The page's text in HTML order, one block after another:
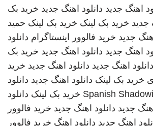
اهنگ جدید دانلود اهنگ جدید خرید بک
جدید خرید بک لینک خرید بک لینک حمید
جدید خرید فالوور اینستاگرام دانلود
اهنگ جدید دانلود اهنگ جدید خرید بک
دانلود اهنگ جدید دانلود اهنگ جدید خرید
خرید بک لینک دانلود اهنگ جدید دانلود
Spanish خرید بک لینک دانلود
جدید دانلود اهنگ جدید خرید فالوور
اهنگ جدید دانلود اهنگ خرید فالوور